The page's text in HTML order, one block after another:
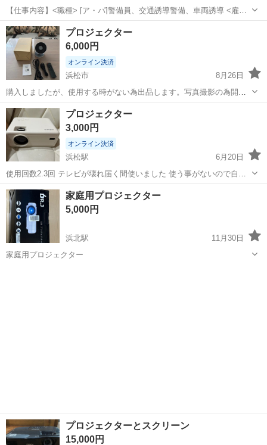
【仕事内容】<職種> [ア・パ]警備員、交通誘導警備、車両誘導 <雇用
形態> アルバイト・パート <給与> [ア・パ]日給11,000円～ 交通費:一
部支給 規定あり 入社祝い金 5万円支給!/ 友人紹介料 5万円支給!/ 規定
あ...
アルバイト・パート
プロジェクター
6,000円
オンライン決済
浜松市
8月26日
購入しましたが、使用する時がない為出品します。写真撮影の為開封
しただけです。新品未使用です。自宅まで取りに来てくれる方でお願
いします。
静岡 浜松市 プロジェクター、ホームシアター
プロジェクター
プロジェクター
3,000円
オンライン決済
浜松駅
6月20日
使用回数2.3回 テレビが壊れ届く間使いました 使う事がないので自宅
保管。 引越しで更に使わないのでお安く譲ります
静岡 浜松市 浜松駅 プロジェクター、ホームシアター
プロジェクター
家庭用プロジェクター
5,000円
浜北駅
11月30日
家庭用プロジェクター
プロジェクターとスクリーン
15,000円